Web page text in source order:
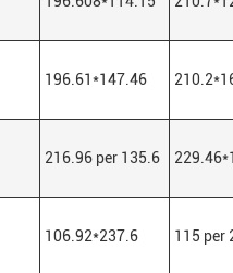
196.61*147.46
216.96 per 135.6
106.92*237.6 115 per